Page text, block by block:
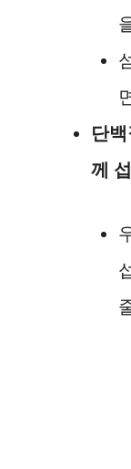
단
께